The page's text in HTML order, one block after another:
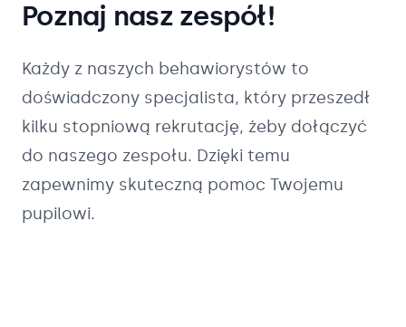
Poznaj nasz zespół!
Każdy z naszych behawiorystów to
doświadczony specjalista, który przeszedł
kilku stopniową rekrutację, żeby dołączyć
do naszego zespołu. Dzięki temu
zapewnimy skuteczną pomoc Twojemu
pupilowi.